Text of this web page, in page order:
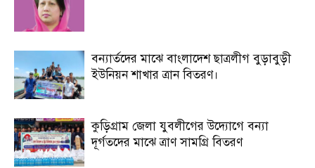
বন্যার্তদের মাঝে বাংলাদেশ ছাত্রলীগ বুড়াবুড়ী
ইউনিয়ন শাখার ত্রান বিতরণ।
কুড়িগ্রাম জেলা যুবলীগের উদ্যোগে বন্যা
দূর্গতদের মাঝে ত্রাণ সামগ্রি বিতরণ